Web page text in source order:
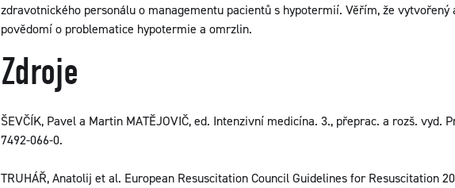
zdravotnického personálu o managementu pacientů s hypotermií. Věřím, že
povědomí o problematice hypotermie a omrzlin.
Zdroje
ŠEVČÍK, Pavel a Martin MATĚJOVIČ, ed. Intenzivní medicína. 3., přeprac. a rozš. vyd.
7492-066-0.
TRUHÁŘ, Anatolij et al. European Resuscitation Council Guidelines for Resuscitation